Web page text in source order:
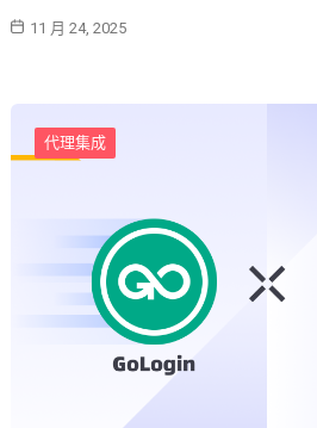
11 月 24, 2025
代理集成